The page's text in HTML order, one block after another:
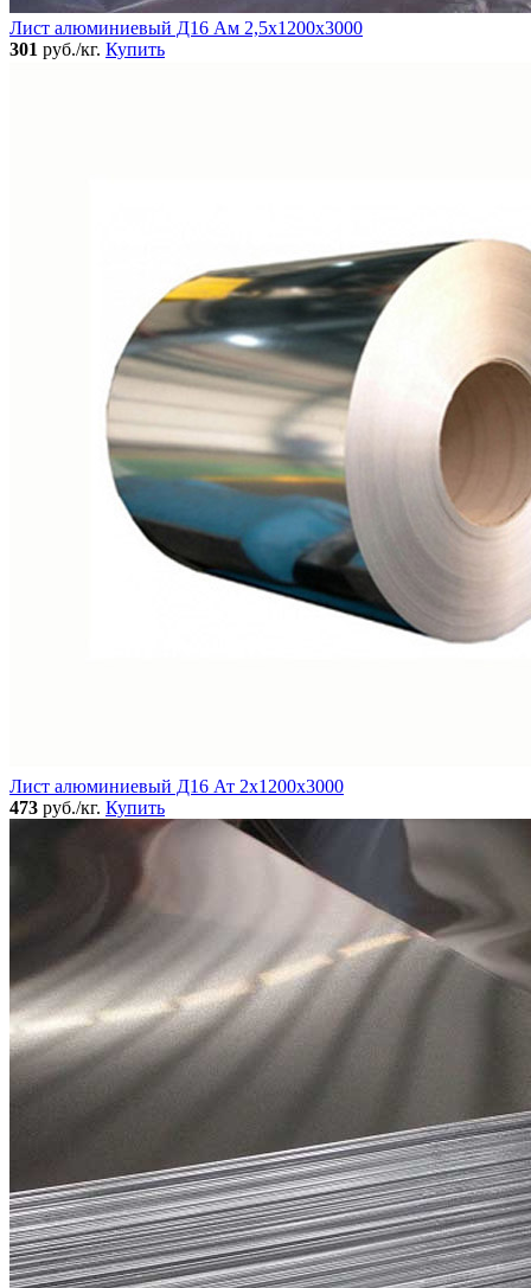
Лист алюминиевый Д16 Ам 2,5х1200х3000
301 руб./кг. Купить
Лист алюминиевый Д16 Ат 2х1200х3000
473 руб./кг. Купить